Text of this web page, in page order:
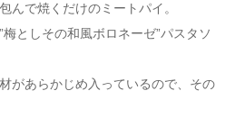
んで焼くだけのミートパイ。
としその和風ボロネーゼ”パスタソ
があらかじめ入っているので、その